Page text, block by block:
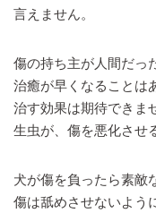
言えません。
傷の持ち主が人間だっ
治癒が早くなることは
治す効果は期待できま
生虫が、傷を悪化させ
犬が傷を負ったら素敵
傷は舐めさせないよう